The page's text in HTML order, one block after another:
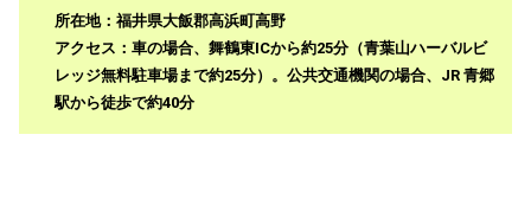
所在地：福井県大飯郡高浜町高野
アクセス：車の場合、舞鶴東ICから約25分（青葉山ハーバルビ
レッジ無料駐車場まで約25分）。公共交通機関の場合、JR 青郷
駅から徒歩で約40分